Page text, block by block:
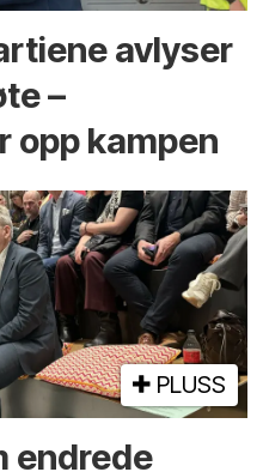
avlyser
–
opp kampen
PLUSS
endrede